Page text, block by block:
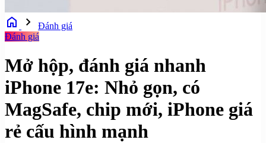
home chevron_right
Đánh giá
Đánh giá
Mở hộp, đánh giá nhanh
iPhone 17e: Nhỏ gọn, có
MagSafe, chip mới, iPhone giá
rẻ cấu hình mạnh